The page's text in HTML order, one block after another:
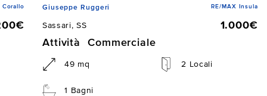
Corallo Giuseppe Ruggeri RE/MAX Insula
Sassari, SS
1.000€
Attività Commerciale
49 mq 2 Locali
1 Bagni